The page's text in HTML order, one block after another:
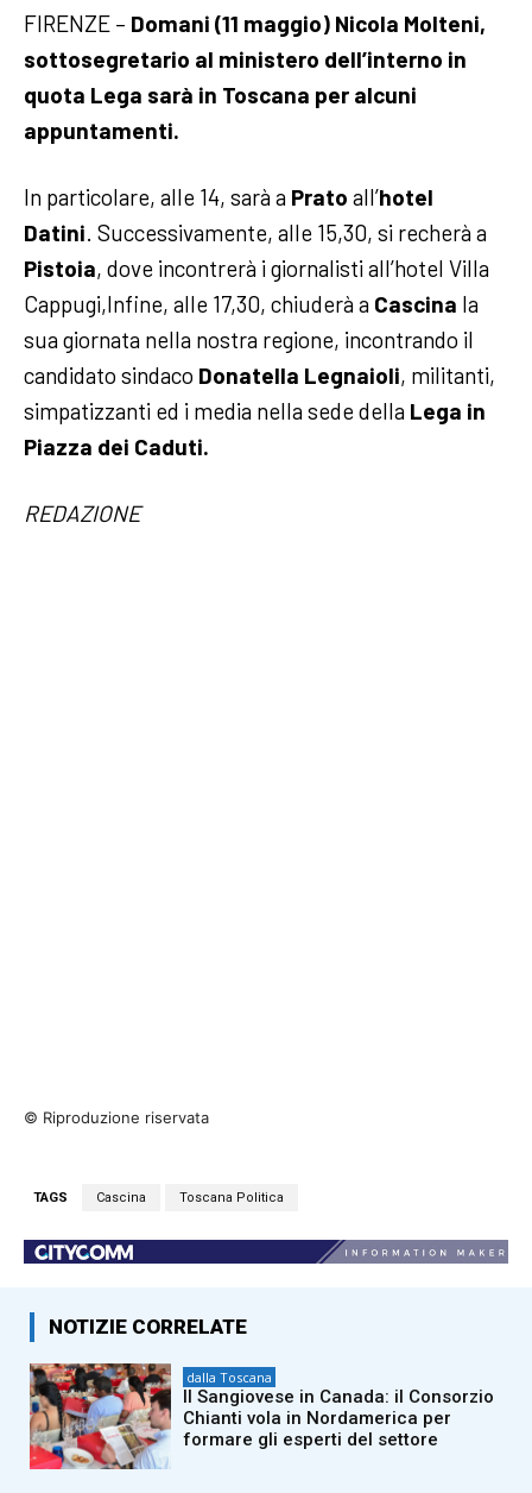
FIRENZE – Domani (11 maggio) Nicola Molteni,
sottosegretario al ministero dell’interno in
quota Lega sarà in Toscana per alcuni
appuntamenti.
In particolare, alle 14, sarà a Prato all’hotel
Datini. Successivamente, alle 15,30, si recherà a
Pistoia, dove incontrerà i giornalisti all’hotel Villa
Cappugi,Infine, alle 17,30, chiuderà a Cascina la
sua giornata nella nostra regione, incontrando il
candidato sindaco Donatella Legnaioli, militanti,
simpatizzanti ed i media nella sede della Lega in
Piazza dei Caduti.
REDAZIONE
© Riproduzione riservata
TAGS Cascina Toscana Politica
NOTIZIE CORRELATE
dalla Toscana
Il Sangiovese in Canada: il Consorzio
Chianti vola in Nordamerica per
formare gli esperti del settore